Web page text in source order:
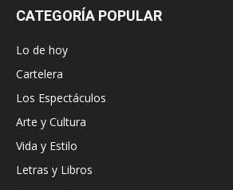
CATEGORÍA POPULAR
Lo de hoy
Cartelera
Los Espectáculos
Arte y Cultura
Vida y Estilo
Letras y Libros